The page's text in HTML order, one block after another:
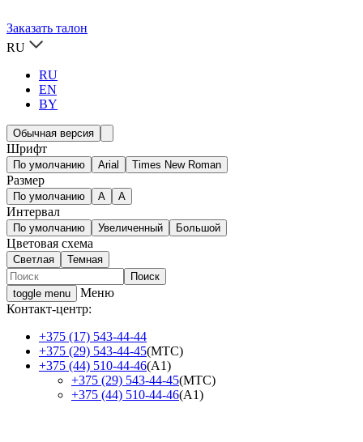
Заказать талон
RU
RU
EN
BY
Обычная версия
Шрифт
По умолчанию Arial Times New Roman
Размер
По умолчанию A A
Интервал
По умолчанию Увеличенный Большой
Цветовая схема
Светлая Темная
toggle menu
Меню
Контакт-центр:
+375 (17) 543-44-44
+375 (29) 543-44-45(МТС)
+375 (44) 510-44-46(А1)
+375 (29) 543-44-45(МТС)
+375 (44) 510-44-46(А1)